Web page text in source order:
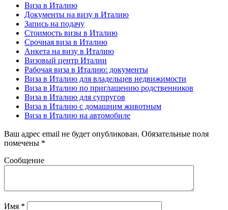
Виза в Италию
Документы на визу в Италию
Запись на подачу
Стоимость визы в Италию
Срочная виза в Италию
Анкета на визу в Италию
Визовый центр Италии
Рабочая виза в Италию: документы
Виза в Италию для владельцев недвижимости
Виза в Италию по приглашению родственников
Виза в Италию для супругов
Виза в Италию с домашним животным
Виза в Италию на автомобиле
Ваш адрес email не будет опубликован. Обязательные поля
помечены *
Сообщение
Имя *